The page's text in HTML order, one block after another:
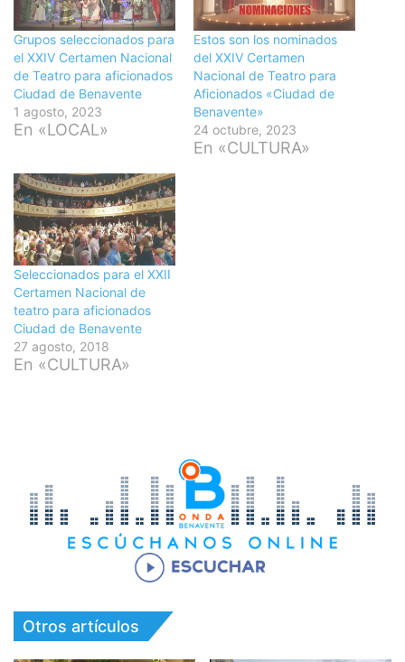
Grupos seleccionados para
el XXIV Certamen Nacional
de Teatro para aficionados
Ciudad de Benavente
1 agosto, 2023
En «LOCAL»
Estos son los nominados
del XXIV Certamen
Nacional de Teatro para
Aficionados «Ciudad de
Benavente»
24 octubre, 2023
En «CULTURA»
Seleccionados para el XXII
Certamen Nacional de
teatro para aficionados
Ciudad de Benavente
27 agosto, 2018
En «CULTURA»
Otros artículos